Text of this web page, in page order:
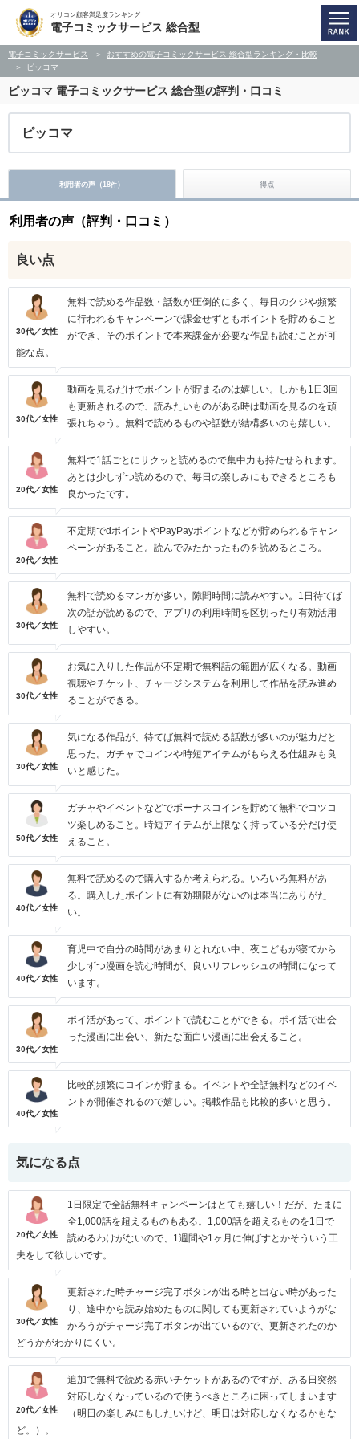
オリコン顧客満足度ランキング
電子コミックサービス 総合型
電子コミックサービス
おすすめの電子コミックサービス 総合型ランキング・比較
ピッコマ
ピッコマ 電子コミックサービス 総合型の評判・口コミ
ピッコマ
利用者の声（18件） 得点
利用者の声（評判・口コミ）
良い点
30代／女性
無料で読める作品数・話数が圧倒的に多く、毎日のクジや頻繁
に行われるキャンペーンで課金せずともポイントを貯めること
ができ、そのポイントで本来課金が必要な作品も読むことが可
能な点。
30代／女性
動画を見るだけでポイントが貯まるのは嬉しい。しかも1日3回
も更新されるので、読みたいものがある時は動画を見るのを頑
張れちゃう。無料で読めるものや話数が結構多いのも嬉しい。
20代／女性
無料で1話ごとにサクッと読めるので集中力も持たせられます。
あとは少しずつ読めるので、毎日の楽しみにもできるところも
良かったです。
20代／女性
不定期でdポイントやPayPayポイントなどが貯められるキャン
ペーンがあること。読んでみたかったものを読めるところ。
30代／女性
無料で読めるマンガが多い。隙間時間に読みやすい。1日待てば
次の話が読めるので、アプリの利用時間を区切ったり有効活用
しやすい。
30代／女性
お気に入りした作品が不定期で無料話の範囲が広くなる。動画
視聴やチケット、チャージシステムを利用して作品を読み進め
ることができる。
30代／女性
気になる作品が、待てば無料で読める話数が多いのが魅力だと
思った。ガチャでコインや時短アイテムがもらえる仕組みも良
いと感じた。
50代／女性
ガチャやイベントなどでボーナスコインを貯めて無料でコツコ
ツ楽しめること。時短アイテムが上限なく持っている分だけ使
えること。
40代／女性
無料で読めるので購入するか考えられる。いろいろ無料があ
る。購入したポイントに有効期限がないのは本当にありがた
い。
40代／女性
育児中で自分の時間があまりとれない中、夜こどもが寝てから
少しずつ漫画を読む時間が、良いリフレッシュの時間になって
います。
30代／女性
ポイ活があって、ポイントで読むことができる。ポイ活で出会
った漫画に出会い、新たな面白い漫画に出会えること。
40代／女性
比較的頻繁にコインが貯まる。イベントや全話無料などのイベ
ントが開催されるので嬉しい。掲載作品も比較的多いと思う。
気になる点
20代／女性
1日限定で全話無料キャンペーンはとても嬉しい！だが、たまに
全1,000話を超えるものもある。1,000話を超えるものを1日で
読めるわけがないので、1週間や1ヶ月に伸ばすとかそういう工
夫をして欲しいです。
30代／女性
更新された時チャージ完了ボタンが出る時と出ない時があった
り、途中から読み始めたものに関しても更新されていようがな
かろうがチャージ完了ボタンが出ているので、更新されたのか
どうかがわかりにくい。
20代／女性
追加で無料で読める赤いチケットがあるのですが、ある日突然
対応しなくなっているので使うべきところに困ってしまいます
（明日の楽しみにもしたいけど、明日は対応しなくなるかもな
ど。）。